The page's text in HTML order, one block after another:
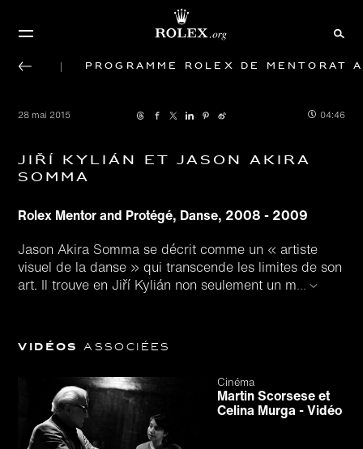
Programme Rolex de mentorat
28 mai 2015 04:46
Jiří Kylián et Jason Akira
Somma
Rolex Mentor and Protégé, Danse, 2008 - 2009
Jason Akira Somma se décrit comme un « artiste
visuel de la danse » qui transcende les limites de son
art. Il trouve en Jiří Kylián non seulement un m...
Vidéos associées
Cinéma
Martin Scorsese et
Celina Murga - Vidéo